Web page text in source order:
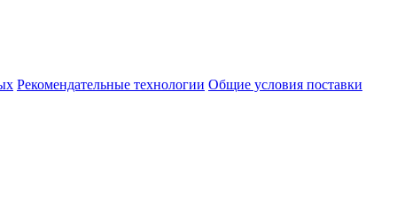
Рекомендательные технологии Общие условия поставки